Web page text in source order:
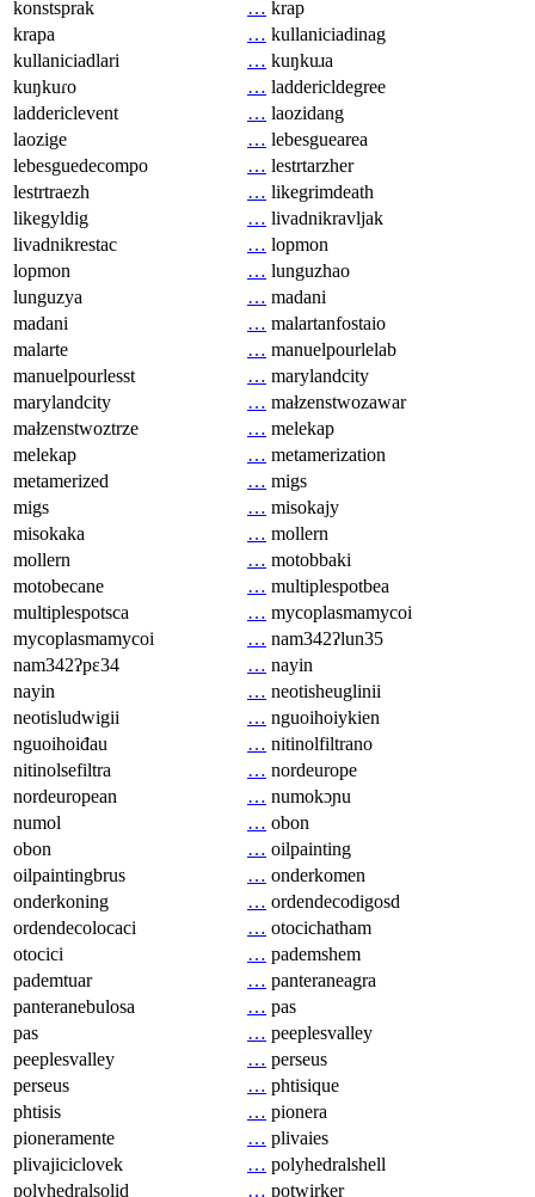
konstsprak
… krap
krapa
… kullaniciadinag
kullaniciadlari
… kuŋkuɹa
kuŋkuɾo
… laddericldegree
laddericlevent
… laozidang
laozige
… lebesguearea
lebesguedecompo
… lestrtarzher
lestrtraezh
… likegrimdeath
likegyldig
… livadnikravljak
livadnikrestac
… lopmon
lopmon
… lunguzhao
lunguzya
… madani
madani
… malartanfostaio
malarte
… manuelpourlelab
manuelpourlesst
… marylandcity
marylandcity
… małzenstwozawar
małzenstwoztrze
… melekap
melekap
… metamerization
metamerized
… migs
migs
… misokajy
misokaka
… mollern
mollern
… motobbaki
motobecane
… multiplespotbea
multiplespotsca
… mycoplasmamycoi
mycoplasmamycoi
… nam342ʔlun35
nam342ʔpɛ34
… nayin
nayin
… neotisheuglinii
neotisludwigii
… nguoihoiykien
nguoihoiđau
… nitinolfiltrano
nitinolsefiltra
… nordeurope
nordeuropean
… numokɔɲu
numol
… obon
obon
… oilpainting
oilpaintingbrus
… onderkomen
onderkoning
… ordendecodigosd
ordendecolocaci
… otocichatham
otocici
… pademshem
pademtuar
… panteraneagra
panteranebulosa
… pas
pas
… peeplesvalley
peeplesvalley
… perseus
perseus
… phtisique
phtisis
… pionera
pioneramente
… plivaies
plivajiciclovek
… polyhedralshell
polyhedralsolid
… potwirker